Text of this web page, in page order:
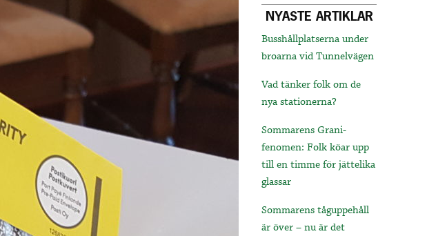
NYASTE ARTIKLAR
Busshållplatserna under
broarna vid Tunnelvägen
Vad tänker folk om de
nya stationerna?
Sommarens Grani-
fenomen: Folk köar upp
till en timme för jättelika
glassar
Sommarens tåguppehåll
är över – nu är det